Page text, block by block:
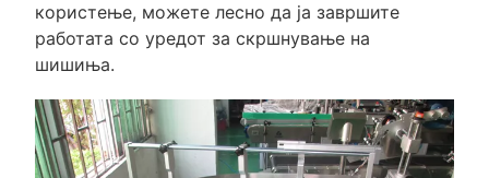
користење, можете лесно да ја завршите
работата со уредот за скршнување на
шишиња.